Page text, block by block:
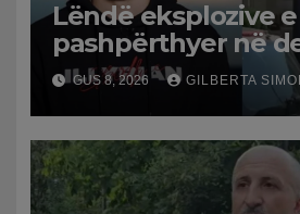
Lëndë eksplozive e
pashpërthyer në
dyqanit të Noizyt
policia nis hetimet
ngjarjen
GUS 8, 2026 GILBERTA